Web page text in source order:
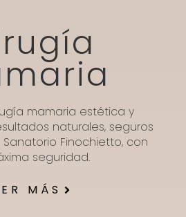
mamaria estética y
naturales, seguros
Finochietto, con
seguridad.
MÁS